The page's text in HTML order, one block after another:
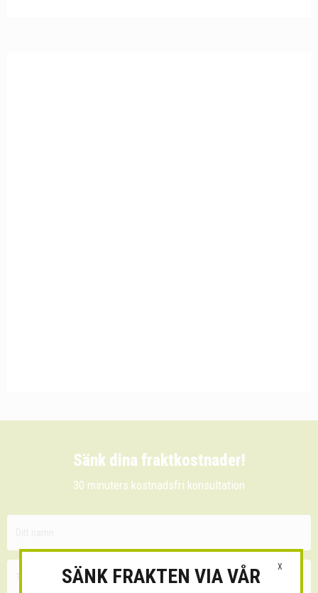
Sänk dina fraktkostnader!
30 minuters kostnadsfri konsultation
X
SÄNK FRAKTEN VIA VÅR